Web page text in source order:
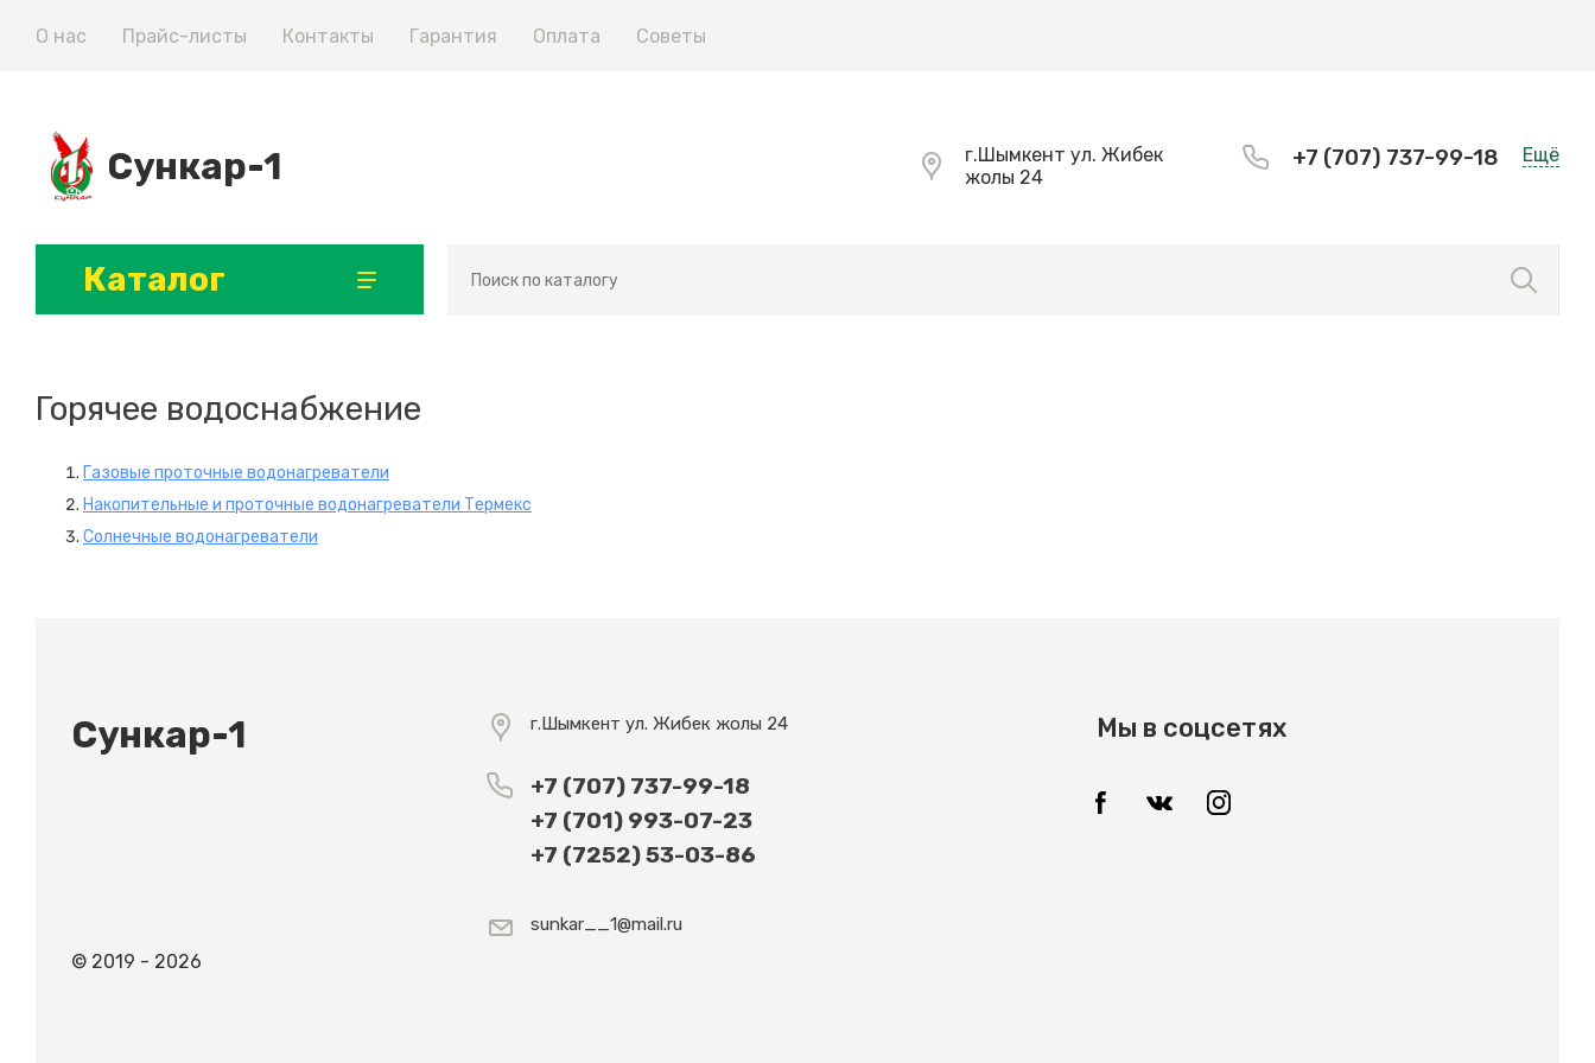
О нас Прайс-листы Контакты Гарантия Оплата Советы
Сункар-1
г.Шымкент ул. Жибек
жолы 24
+7 (707) 737-99-18 Ещё
Каталог
Горячее водоснабжение
Газовые проточные водонагреватели
Накопительные и проточные водонагреватели Термекс
Солнечные водонагреватели
Сункар-1
© 2019 - 2026
г.Шымкент ул. Жибек жолы 24
+7 (707) 737-99-18
+7 (701) 993-07-23
+7 (7252) 53-03-86​
sunkar__1@mail.ru
Мы в соцсетях